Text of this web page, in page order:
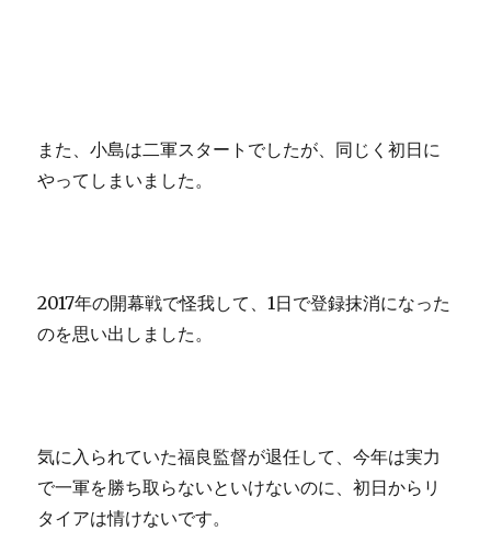
また、小島は二軍スタートでしたが、同じく初日に
やってしまいました。
2017年の開幕戦で怪我して、1日で登録抹消になった
のを思い出しました。
気に入られていた福良監督が退任して、今年は実力
で一軍を勝ち取らないといけないのに、初日からリ
タイアは情けないです。